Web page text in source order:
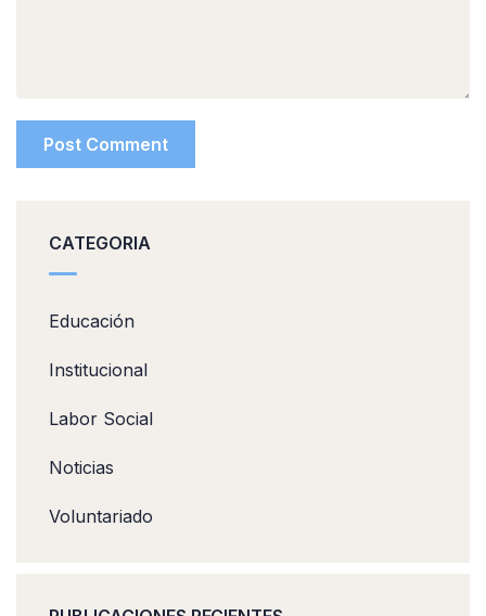
CATEGORIA
Educación
Institucional
Labor Social
Noticias
Voluntariado